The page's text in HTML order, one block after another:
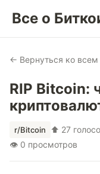
Все о
← Вернуться ко всем
RIP Bitcoin:
r/Bitcoin ⬆ 27
👁 0 просмотров